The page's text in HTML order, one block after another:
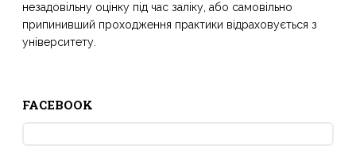
незадовільну оцінку під час заліку, або самовільно
припинивший проходження практики відраховується з
університету.
FACEBOOK